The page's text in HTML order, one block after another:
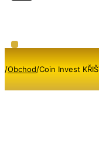
/Obchod/Coin Invest